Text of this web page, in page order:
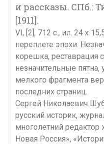
и рассказы. СПб.:
[1911].
VI, [2], 712 с., ил. 24 х
переплете эпохи.
корешка, реставрация
незначительные пятна,
мелкого фрагмента
последних страниц.
Сергей Николаевич
русский историк,
многолетний
Новая Россия»,